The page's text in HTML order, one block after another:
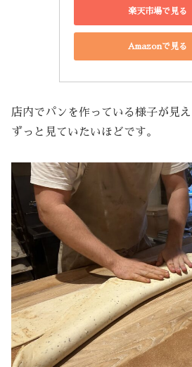
楽天市場で見る
Amazonで見る
店内でパンを作っている様子が見
ずっと見ていたいほどです。